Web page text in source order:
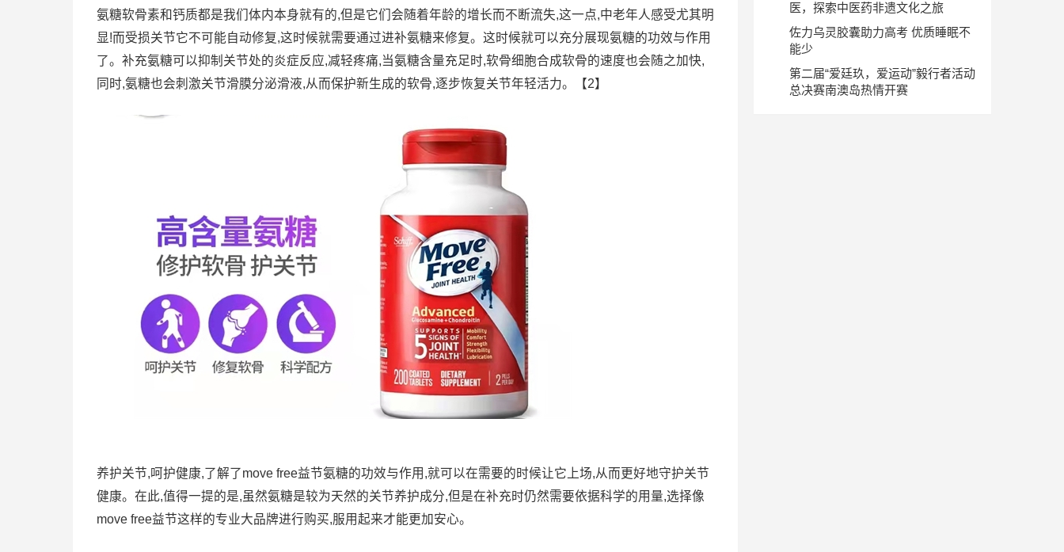
氨糖软骨素和钙质都是我们体内本身就有的,但是它们会随着年龄的增长而不断流失,这一点,中老年人感受尤其明
显!而受损关节它不可能自动修复,这时候就需要通过进补氨糖来修复。这时候就可以充分展现氨糖的功效与作用
了。补充氨糖可以抑制关节处的炎症反应,减轻疼痛,当氨糖含量充足时,软骨细胞合成软骨的速度也会随之加快,
同时,氨糖也会刺激关节滑膜分泌滑液,从而保护新生成的软骨,逐步恢复关节年轻活力。【2】
养护关节,呵护健康,了解了move free益节氨糖的功效与作用,就可以在需要的时候让它上场,从而更好地守护关节
健康。在此,值得一提的是,虽然氨糖是较为天然的关节养护成分,但是在补充时仍然需要依据科学的用量,选择像
move free益节这样的专业大品牌进行购买,服用起来才能更加安心。
医，探索中医药非遗文化之旅
佐力乌灵胶囊助力高考 优质睡眠不
能少
第二届“爱廷玖，爱运动”毅行者活动
总决赛南澳岛热情开赛